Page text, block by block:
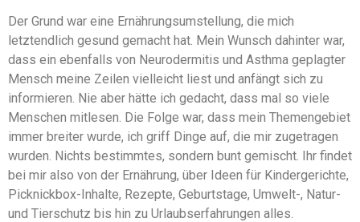
Der Grund war eine Ernährungsumstellung, die mich
letztendlich gesund gemacht hat. Mein Wunsch dahinter war,
dass ein ebenfalls von Neurodermitis und Asthma geplagter
Mensch meine Zeilen vielleicht liest und anfängt sich zu
informieren. Nie aber hätte ich gedacht, dass mal so viele
Menschen mitlesen. Die Folge war, dass mein Themengebiet
immer breiter wurde, ich griff Dinge auf, die mir zugetragen
wurden. Nichts bestimmtes, sondern bunt gemischt. Ihr findet
bei mir also von der Ernährung, über Ideen für Kindergerichte,
Picknickbox-Inhalte, Rezepte, Geburtstage, Umwelt-, Natur-
und Tierschutz bis hin zu Urlaubserfahrungen alles.